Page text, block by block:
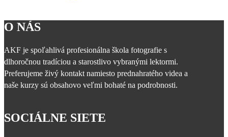
O NÁS
AKF je spoľahlivá profesionálna škola fotografie s
dlhoročnou tradíciou a starostlivo vybranými lektormi.
Preferujeme živý kontakt namiesto prednahratého videa a
naše kurzy sú obsahovo veľmi bohaté na podrobnosti.
SOCIÁLNE SIETE